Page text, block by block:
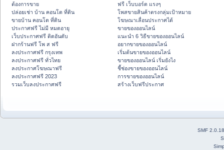
ต้องการขาย
ปล่อยเช่า บ้าน คอนโด ที่ดิน
ขายบ้าน คอนโด ที่ดิน
ประกาศฟรี ไม่มี หมดอายุ
เว็บประกาศฟรี ติดอันดับ
ฝากร้านฟรี โพ ส ฟรี
ลงประกาศฟรี กรุงเทพ
ลงประกาศฟรี ทั่วไทย
ลงประกาศโฆษณาฟรี
ลงประกาศฟรี 2023
รวมเว็บลงประกาศฟรี
ฟรี เว็บบอร์ด แรงๆ
โพสขายสินค้าตรงกลุ่มเป้าหมาย
โฆษณาเลื่อนประกาศได้
ขายของออนไลน์
แนะนำ 6 วิธีขายของออนไลน์
อยากขายของออนไลน์
เริ่มต้นขายของออนไลน์
ขายของออนไลน์ เริ่มยังไง
ชี้ช่องขายของออนไลน์
การขายของออนไลน์
สร้างเว็บฟรีประกาศ
SMF 2.0.18